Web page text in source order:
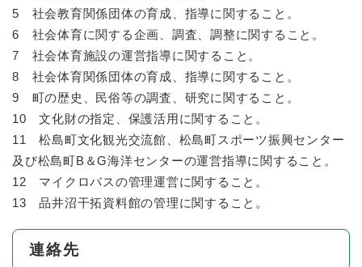
5 社会教育関係団体の育成、指導に関すること。
6 社会体育に関する企画、調査、調整に関すること。
7 社会体育施設の運営指導に関すること。
8 社会体育関係団体の育成、指導に関すること。
9 町の歴史、民俗等の調査、研究に関すること。
10 文化財の指定、保護活用に関すること。
11 松島町文化観光交流館、松島町スポーツ振興センター
及び松島町B＆G海洋センターの運営指導に関すること。
12 マイクロバスの管理運営に関すること。
13 品井沼干拓資料館の管理に関すること。
連絡先